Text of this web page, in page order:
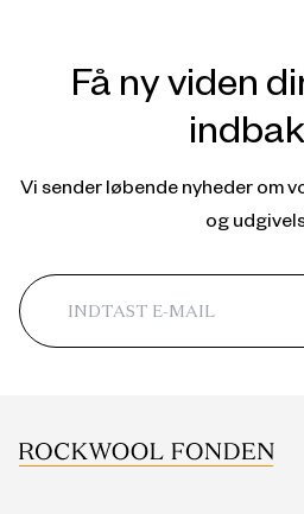
Få ny viden
Vi sender løbende nyheder om
og